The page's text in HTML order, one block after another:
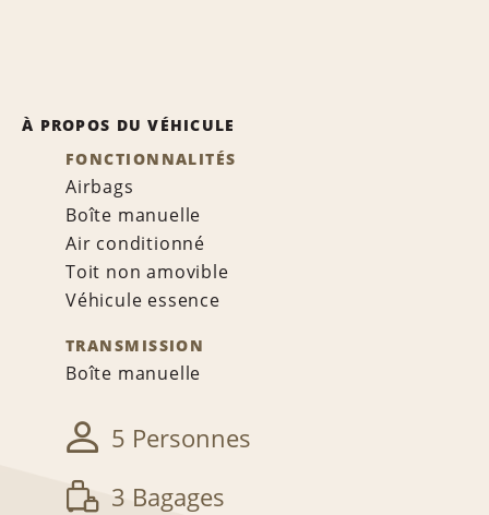
À PROPOS DU VÉHICULE
FONCTIONNALITÉS
Airbags
Boîte manuelle
Air conditionné
Toit non amovible
Véhicule essence
TRANSMISSION
Boîte manuelle
5 Personnes
3 Bagages